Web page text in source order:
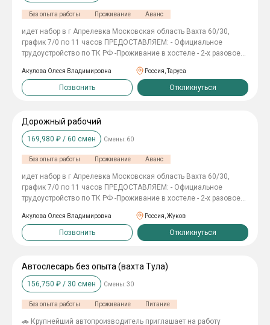
выходной Спецодежду предоставляем, Проживание , суточные
700 руб/день Компенсация проезда Трансфер от дома до
работы
Без опыта работы Проживание Аванс
идет набор в г Апрелевка Московская область Вахта 60/30,
график 7/0 по 11 часов ПРЕДОСТАВЛЯЕМ: - Официальное
трудоустройство по ТК РФ -Проживание в хостеле - 2-х разовое
вахту и с вахты (компенсация 4000 рублей) -Выплаты два раза в
месяц
Акулова Олеся Владимировна Россия, Таруса
Позвонить Откликнуться
Дорожный рабочий
169,980 ₽ / 60 смен Смены: 60
Без опыта работы Проживание Аванс
идет набор в г Апрелевка Московская область Вахта 60/30,
график 7/0 по 11 часов ПРЕДОСТАВЛЯЕМ: - Официальное
трудоустройство по ТК РФ -Проживание в хостеле - 2-х разовое
вахту и с вахты (компенсация 4000 рублей) -Выплаты два раза в
месяц
Акулова Олеся Владимировна Россия, Жуков
Позвонить Откликнуться
Автослесарь без опыта (вахта Тула)
156,750 ₽ / 30 смен Смены:30
Без опыта работы Проживание Питание
🚗 Крупнейший автопроизводитель приглашает на работу